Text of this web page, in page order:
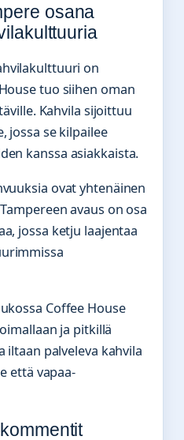
osana
on
tuo siihen oman
Kahvila sijoittuu
jossa se kilpailee
kanssa asiakkaista.
ovat yhtenäinen
avaus on osa
jossa ketju laajentaa
Coffee House
ja pitkillä
iltaan palveleva kahvila
että vapaa-